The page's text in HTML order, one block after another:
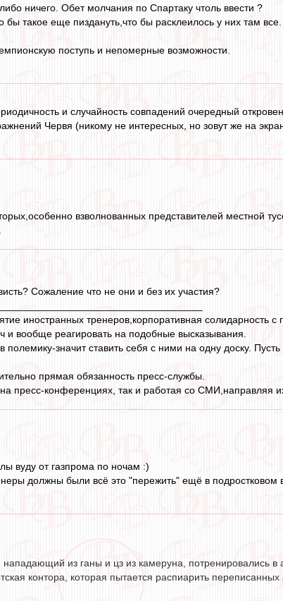
ничего. Обет молчания по Спартаку чтоль ввести ?
бы такое еще пиздануть,что бы расклеилось у них там
поступь и непомерные возможности.
и случайность совпадений очередный
Червя (никому не интересных, но зовут же на
взволнованных представителей местной
Сожаление что не они и без их участия?
иностранных тренеров,корпоративная солидарность с
и вообще реагировать на подобные высказывания.
значит ставить себя с ними на одну доску.
прямая обязанность пресс-службы.
пресс-конференциях, так и работая со СМИ,направляя
вуду от газпрома по ночам :)
должны были всё это "пережить" ещё в подростковом
из ганы и цз из камеруна, потренировались в
контора, которая пытается распиарить